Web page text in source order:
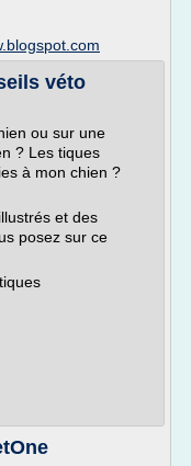
véto
ou sur une
? Les tiques
à mon chien ?
et des
posez sur ce